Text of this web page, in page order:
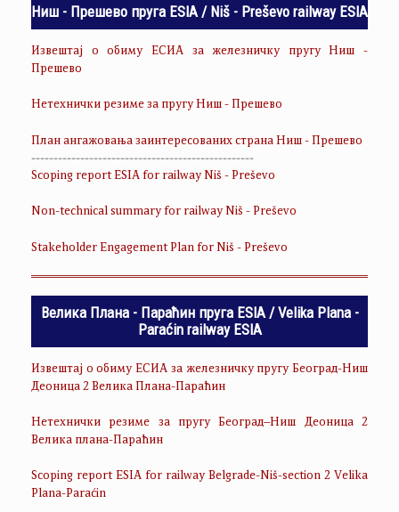
Ниш - Прешево пруга ESIA / Niš - Preševo railway ESIA
Извештај о обиму ЕСИА за железничку пругу Ниш -
Прешево
Нетехнички резиме за пругу Ниш - Прешево
План ангажовања заинтересованих страна Ниш - Прешево
--------------------------------------------------
Scoping report ESIA for railway Niš - Preševo
Non-technical summary for railway Niš - Preševo
Stakeholder Engagement Plan for Niš - Preševo
Велика Плана - Параћин пруга ESIA / Velika Plana -
Paraćin railway ESIA
Извештај о обиму ЕСИА за железничку пругу Београд-Ниш
Деоница 2 Велика Плана-Параћин
Нетехнички резиме за пругу Београд–Ниш Деоница 2
Велика плана-Параћин
Scoping report ESIA for railway Belgrade-Niš-section 2 Velika
Plana-Paraćin